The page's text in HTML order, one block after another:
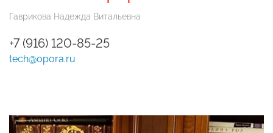
Гаврикова Надежда Витальевна
+7 (916) 120-85-25
tech@opora.ru